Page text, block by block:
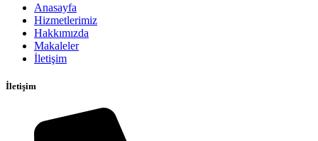
Anasayfa
Hizmetlerimiz
Hakkımızda
Makaleler
İletişim
İletişim